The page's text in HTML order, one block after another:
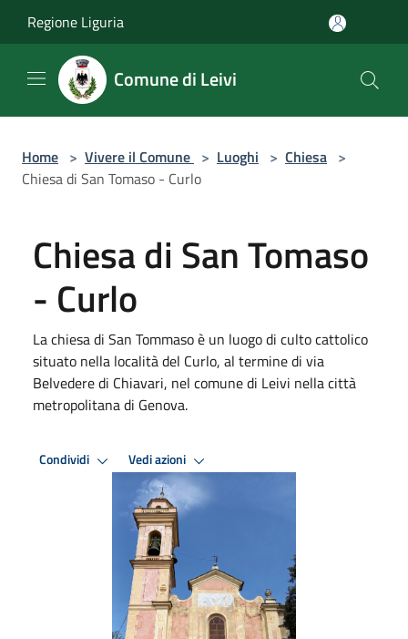
Regione Liguria
Comune di Leivi
Home > Vivere il Comune > Luoghi > Chiesa >
Chiesa di San Tomaso - Curlo
Chiesa di San Tomaso
- Curlo
La chiesa di San Tommaso è un luogo di culto cattolico
situato nella località del Curlo, al termine di via
Belvedere di Chiavari, nel comune di Leivi nella città
metropolitana di Genova.
Condividi Vedi azioni